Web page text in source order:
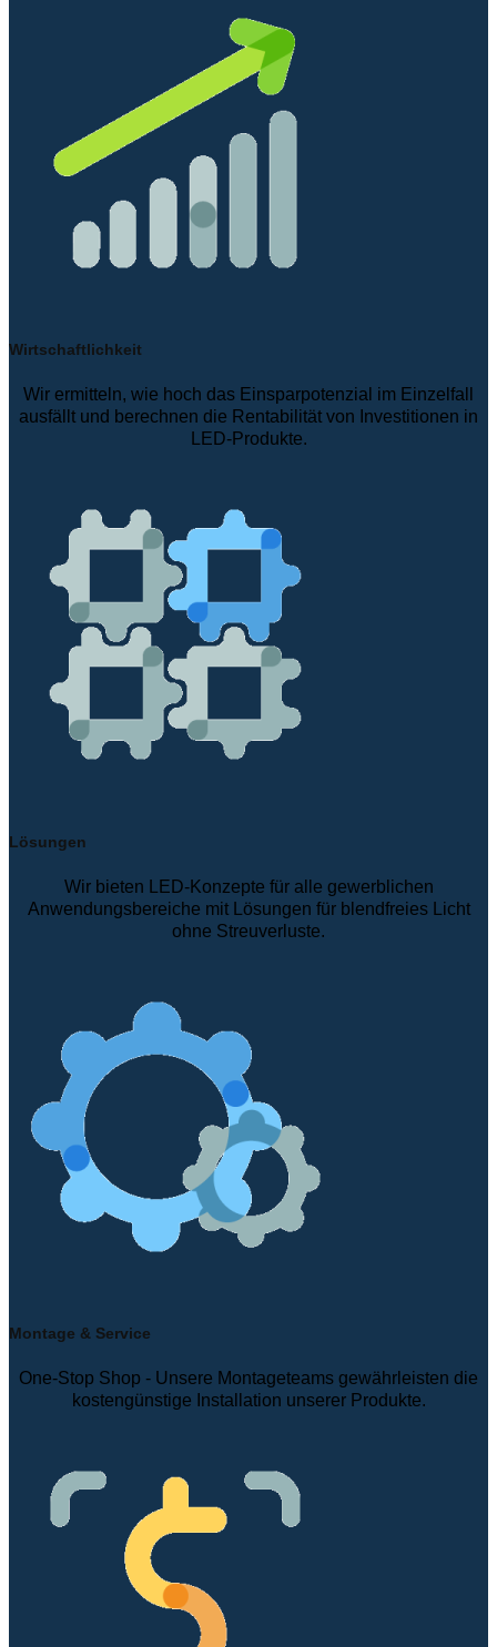
Wirtschaftlichkeit
Wir ermitteln, wie hoch das Einsparpotenzial im Einzelfall
ausfällt und berechnen die Rentabilität von Investitionen in
LED-Produkte.
Lösungen
Wir bieten LED-Konzepte für alle gewerblichen
Anwendungsbereiche mit Lösungen für blendfreies Licht
ohne Streuverluste.
Montage & Service
One-Stop Shop - Unsere Montageteams gewährleisten die
kostengünstige Installation unserer Produkte.